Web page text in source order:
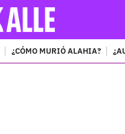
¿CÓMO MURIÓ ALAHIA?